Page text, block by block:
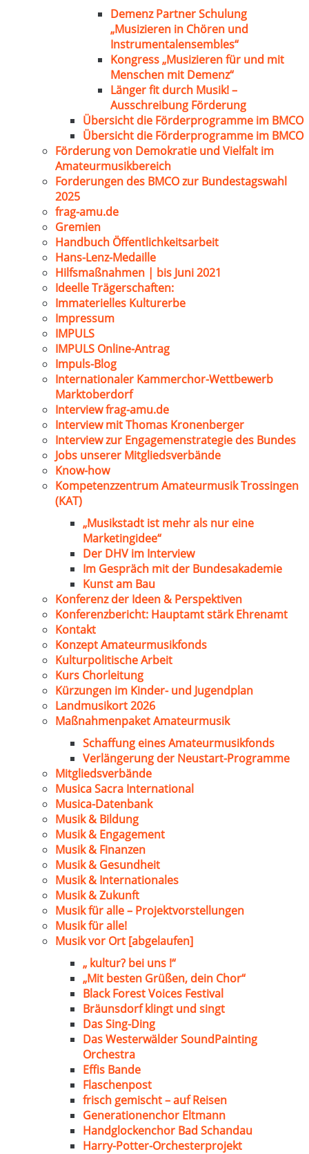
Demenz Partner Schulung
„Musizieren in Chören und
Instrumentalensembles“
Kongress „Musizieren für und mit
Menschen mit Demenz“
Länger fit durch Musik! –
Ausschreibung Förderung
Übersicht die Förderprogramme im BMCO
Übersicht die Förderprogramme im BMCO
Förderung von Demokratie und Vielfalt im
Amateurmusikbereich
Forderungen des BMCO zur Bundestagswahl
2025
frag-amu.de
Gremien
Handbuch Öffentlichkeitsarbeit
Hans-Lenz-Medaille
Hilfsmaßnahmen | bis Juni 2021
Ideelle Trägerschaften:
Immaterielles Kulturerbe
Impressum
IMPULS
IMPULS Online-Antrag
Impuls-Blog
Internationaler Kammerchor-Wettbewerb
Marktoberdorf
Interview frag-amu.de
Interview mit Thomas Kronenberger
Interview zur Engagemenstrategie des Bundes
Jobs unserer Mitgliedsverbände
Know-how
Kompetenzzentrum Amateurmusik Trossingen
(KAT)
„Musikstadt ist mehr als nur eine
Marketingidee“
Der DHV im Interview
Im Gespräch mit der Bundesakademie
Kunst am Bau
Konferenz der Ideen & Perspektiven
Konferenzbericht: Hauptamt stärk Ehrenamt
Kontakt
Konzept Amateurmusikfonds
Kulturpolitische Arbeit
Kurs Chorleitung
Kürzungen im Kinder- und Jugendplan
Landmusikort 2026
Maßnahmenpaket Amateurmusik
Schaffung eines Amateurmusikfonds
Verlängerung der Neustart-Programme
Mitgliedsverbände
Musica Sacra International
Musica-Datenbank
Musik & Bildung
Musik & Engagement
Musik & Finanzen
Musik & Gesundheit
Musik & Internationales
Musik & Zukunft
Musik für alle – Projektvorstellungen
Musik für alle!
Musik vor Ort [abgelaufen]
„ kultur? bei uns !“
„Mit besten Grüßen, dein Chor“
Black Forest Voices Festival
Bräunsdorf klingt und singt
Das Sing-Ding
Das Westerwälder SoundPainting
Orchestra
Effis Bande
Flaschenpost
frisch gemischt – auf Reisen
Generationenchor Eltmann
Handglockenchor Bad Schandau
Harry-Potter-Orchesterprojekt